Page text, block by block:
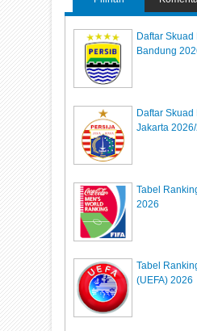
Daftar
Bandung
Daftar
Jakarta
Tabel
2026
Tabel
(UEFA) 2026